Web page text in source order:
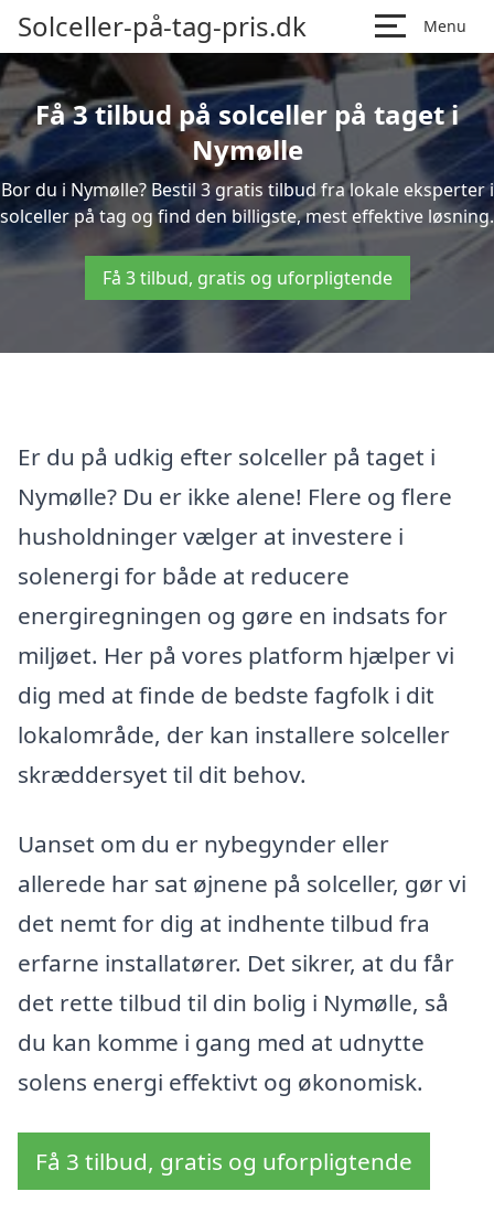
Solceller-på-tag-pris.dk Menu
Få 3 tilbud på solceller på taget i
Nymølle
Bor du i Nymølle? Bestil 3 gratis tilbud fra lokale eksperter i
solceller på tag og find den billigste, mest effektive løsning.
Få 3 tilbud, gratis og uforpligtende
Er du på udkig efter solceller på taget i
Nymølle? Du er ikke alene! Flere og flere
husholdninger vælger at investere i
solenergi for både at reducere
energiregningen og gøre en indsats for
miljøet. Her på vores platform hjælper vi
dig med at finde de bedste fagfolk i dit
lokalområde, der kan installere solceller
skræddersyet til dit behov.
Uanset om du er nybegynder eller
allerede har sat øjnene på solceller, gør vi
det nemt for dig at indhente tilbud fra
erfarne installatører. Det sikrer, at du får
det rette tilbud til din bolig i Nymølle, så
du kan komme i gang med at udnytte
solens energi effektivt og økonomisk.
Få 3 tilbud, gratis og uforpligtende